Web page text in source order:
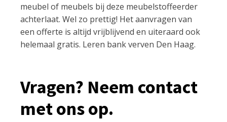
meubel of meubels bij deze meubelstoffeerder
achterlaat. Wel zo prettig! Het aanvragen van
een offerte is altijd vrijblijvend en uiteraard ook
helemaal gratis. Leren bank verven Den Haag.
Vragen? Neem contact
met ons op.